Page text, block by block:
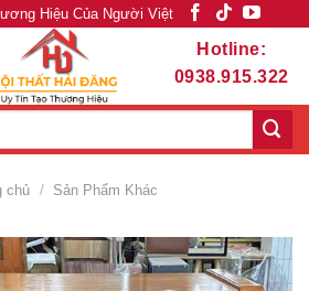
Hiệu Của Người Việt
Hotline:
0938.915.322
chủ / Sản Phẩm Khác